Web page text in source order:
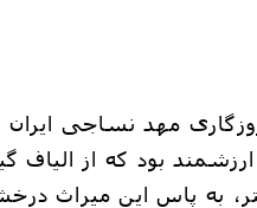
مهد نساجی ایران
به پاس این میراث